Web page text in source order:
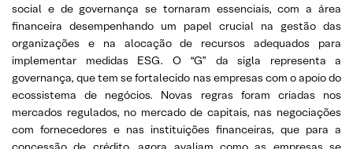
social e de governança se tornaram essenciais, com a área
financeira desempenhando um papel crucial na gestão das
organizações e na alocação de recursos adequados para
implementar medidas ESG. O “G” da sigla representa a
governança, que tem se fortalecido nas empresas com o apoio do
ecossistema de negócios. Novas regras foram criadas nos
mercados regulados, no mercado de capitais, nas negociações
com fornecedores e nas instituições financeiras, que para a